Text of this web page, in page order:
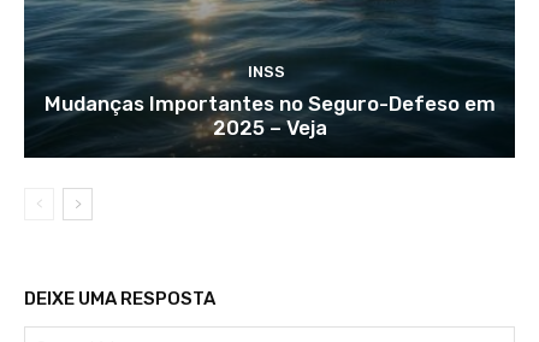
INSS
Mudanças Importantes no Seguro-Defeso em
2025 – Veja
DEIXE UMA RESPOSTA